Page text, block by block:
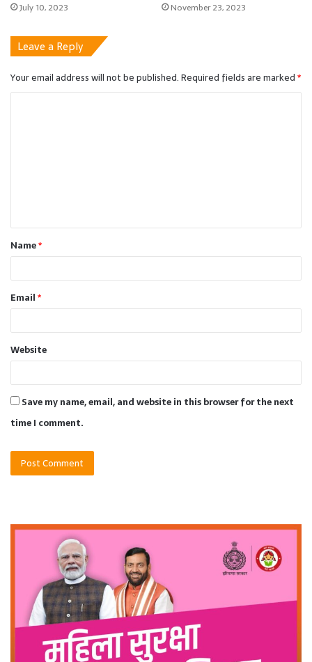
July 10, 2023 November 23, 2023
Leave a Reply
Your email address will not be published.Required fields are marked*
t
*Name*
Email*
Website
Save my name, email, and website in this browser for the next
time I comment.